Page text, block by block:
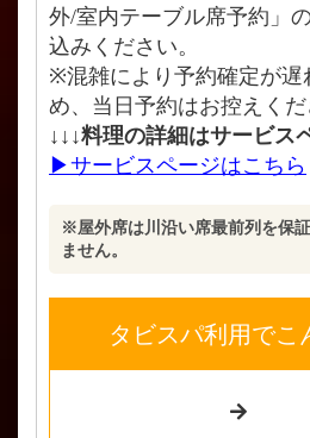
外/室内テーブル席予約」
込みください。
※混雑により予約確定が遅
め、当日予約はお控えくだ
↓↓↓料理の詳細はサービス
▶サービスページはこちら
※屋外席は川沿い席最前列を保
ません。
タビスパ利用でこ